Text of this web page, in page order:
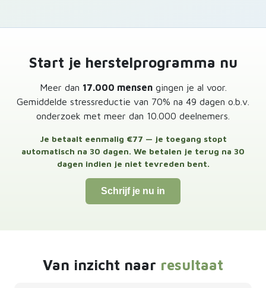
Start je herstelprogramma nu
Meer dan 17.000 mensengingen je al voor.
Gemiddelde stressreductie van 70% na 49 dagen o.b.v.
onderzoek met meer dan 10.000 deelnemers.
Je betaalt eenmalig €77 — je toegang stopt
automatisch na 30 dagen. We betalen je terug na 30
dagen indien je niet tevreden bent.
Schrijf je nu in
Van inzicht naar resultaat